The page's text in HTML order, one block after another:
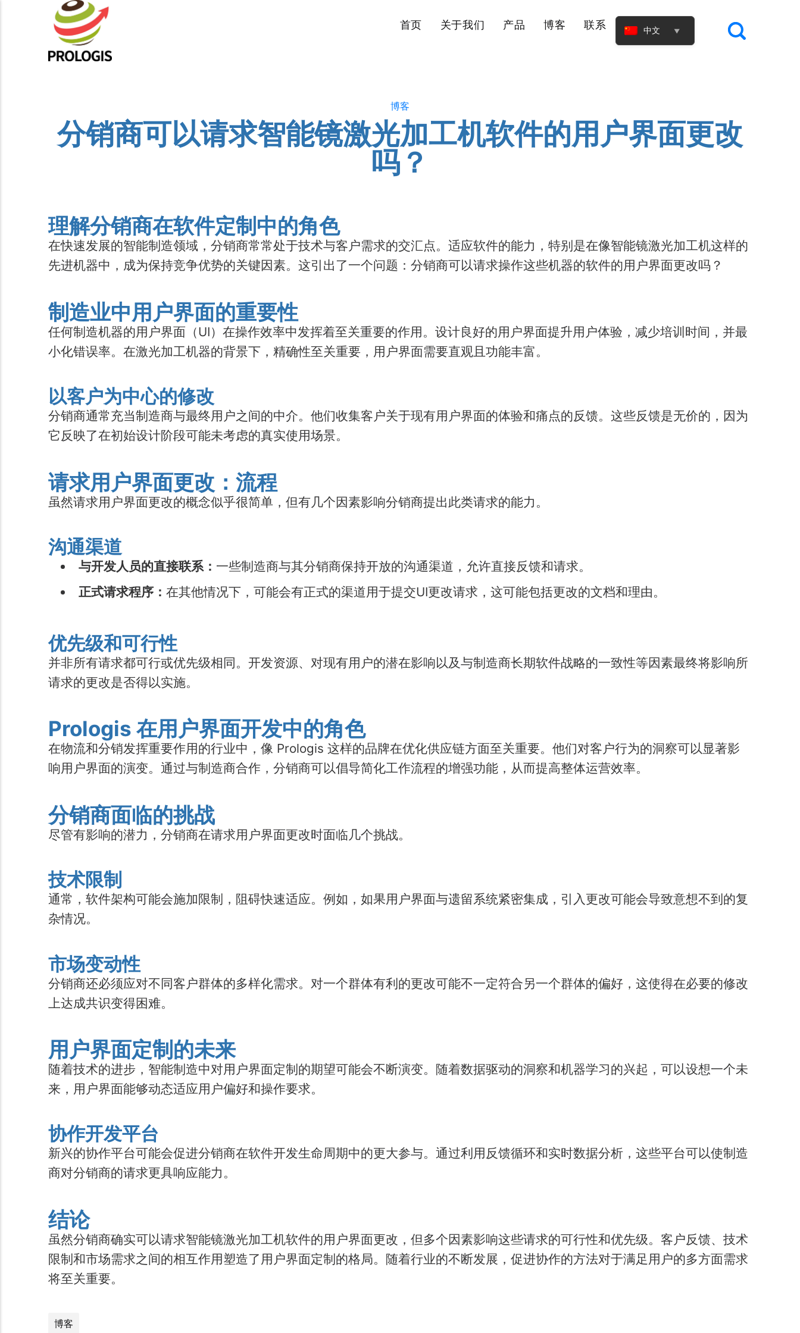
首页 关于我们 产品 博客 联系 中文 ▼
博客
分销商可以请求智能镜激光加工机软件的用户界面更改
吗？
理解分销商在软件定制中的角色
在快速发展的智能制造领域，分销商常常处于技术与客户需求的交汇点。适应软件的能力，特别是在像智能镜激光加工机这样的
先进机器中，成为保持竞争优势的关键因素。这引出了一个问题：分销商可以请求操作这些机器的软件的用户界面更改吗？
制造业中用户界面的重要性
任何制造机器的用户界面（UI）在操作效率中发挥着至关重要的作用。设计良好的用户界面提升用户体验，减少培训时间，并最
小化错误率。在激光加工机器的背景下，精确性至关重要，用户界面需要直观且功能丰富。
以客户为中心的修改
分销商通常充当制造商与最终用户之间的中介。他们收集客户关于现有用户界面的体验和痛点的反馈。这些反馈是无价的，因为
它反映了在初始设计阶段可能未考虑的真实使用场景。
请求用户界面更改：流程
虽然请求用户界面更改的概念似乎很简单，但有几个因素影响分销商提出此类请求的能力。
沟通渠道
与开发人员的直接联系： 一些制造商与其分销商保持开放的沟通渠道，允许直接反馈和请求。
正式请求程序：在其他情况下，可能会有正式的渠道用于提交UI更改请求，这可能包括更改的文档和理由。
优先级和可行性
并非所有请求都可行或优先级相同。开发资源、对现有用户的潜在影响以及与制造商长期软件战略的一致性等因素最终将影响所
请求的更改是否得以实施。
Prologis 在用户界面开发中的角色
在物流和分销发挥重要作用的行业中，像 Prologis 这样的品牌在优化供应链方面至关重要。他们对客户行为的洞察可以显著影
响用户界面的演变。通过与制造商合作，分销商可以倡导简化工作流程的增强功能，从而提高整体运营效率。
分销商面临的挑战
尽管有影响的潜力，分销商在请求用户界面更改时面临几个挑战。
技术限制
通常，软件架构可能会施加限制，阻碍快速适应。例如，如果用户界面与遗留系统紧密集成，引入更改可能会导致意想不到的复
杂情况。
市场变动性
分销商还必须应对不同客户群体的多样化需求。对一个群体有利的更改可能不一定符合另一个群体的偏好，这使得在必要的修改
上达成共识变得困难。
用户界面定制的未来
随着技术的进步，智能制造中对用户界面定制的期望可能会不断演变。随着数据驱动的洞察和机器学习的兴起，可以设想一个未
来，用户界面能够动态适应用户偏好和操作要求。
协作开发平台
新兴的协作平台可能会促进分销商在软件开发生命周期中的更大参与。通过利用反馈循环和实时数据分析，这些平台可以使制造
商对分销商的请求更具响应能力。
结论
虽然分销商确实可以请求智能镜激光加工机软件的用户界面更改，但多个因素影响这些请求的可行性和优先级。客户反馈、技术
限制和市场需求之间的相互作用塑造了用户界面定制的格局。随着行业的不断发展，促进协作的方法对于满足用户的多方面需求
将至关重要。
博客